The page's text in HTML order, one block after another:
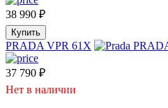
38 990 ₽
Купить
PRADA VPR 61X
37 790 ₽
Нет в наличии